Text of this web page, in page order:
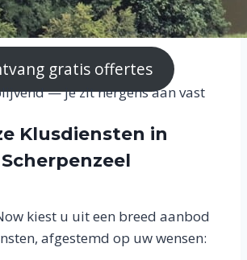
gratis offertes
— je zit nergens aan vast
Klusdiensten in
Scherpenzeel
kiest u uit een breed aanbod
afgestemd op uw wensen: